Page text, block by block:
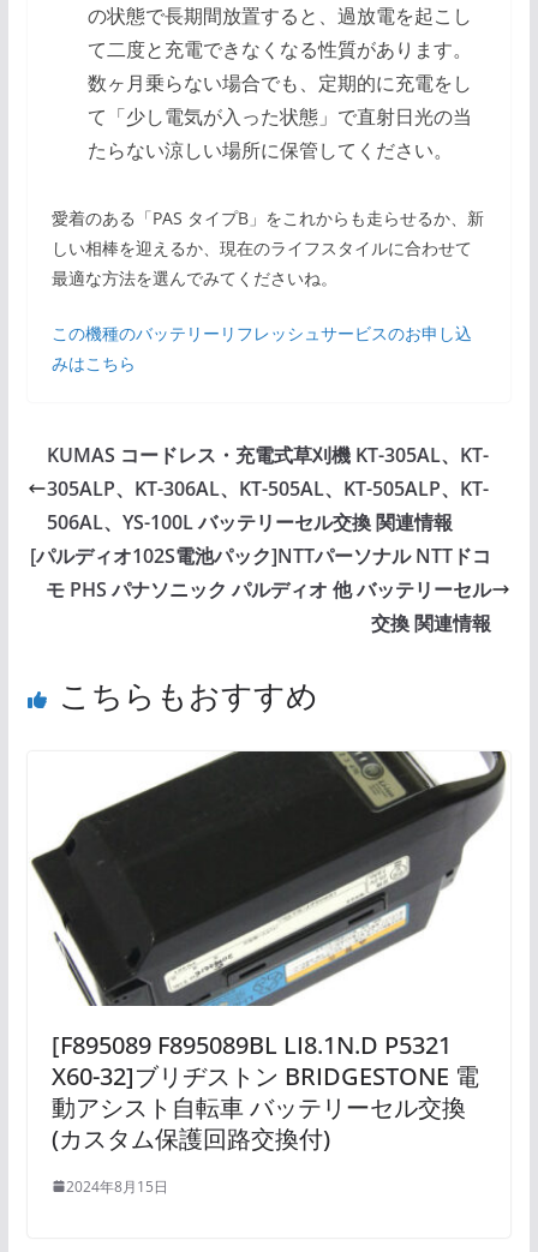
の状態で長期間放置すると、過放電を起こし
て二度と充電できなくなる性質があります。
数ヶ月乗らない場合でも、定期的に充電をし
て「少し電気が入った状態」で直射日光の当
たらない涼しい場所に保管してください。
愛着のある「PAS タイプB」をこれからも走らせるか、新
しい相棒を迎えるか、現在のライフスタイルに合わせて
最適な方法を選んでみてくださいね。
この機種のバッテリーリフレッシュサービスのお申し込
みはこちら
KUMAS コードレス・充電式草刈機 KT-305AL、KT-
305ALP、KT-306AL、KT-505AL、KT-505ALP、KT-
506AL、YS-100L バッテリーセル交換 関連情報
[パルディオ102S電池パック]NTTパーソナル NTTドコ
モ PHS パナソニック パルディオ 他 バッテリーセル
交換 関連情報
こちらもおすすめ
[F895089 F895089BL LI8.1N.D P5321
X60-32]ブリヂストン BRIDGESTONE 電
動アシスト自転車 バッテリーセル交換
(カスタム保護回路交換付)
2024年8月15日